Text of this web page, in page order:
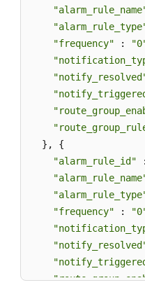
信
息
监
控
Prometheus
监
日
志
Prometheus
"frequency" :
  }, {
"alarm_rule_id"
"frequency" :